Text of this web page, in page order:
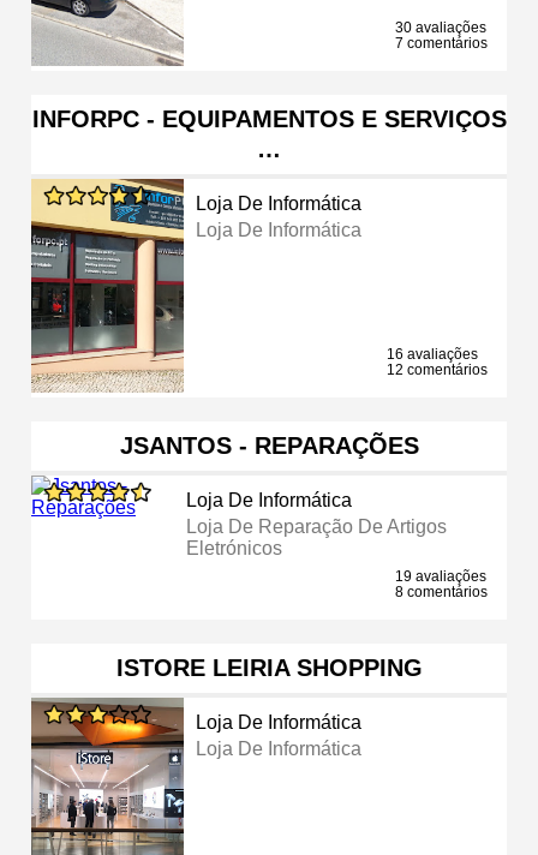
30 avaliações
7 comentários
INFORPC - EQUIPAMENTOS E SERVIÇOS
…
Loja De Informática
Loja De Informática
16 avaliações
12 comentários
JSANTOS - REPARAÇÕES
Loja De Informática
Loja De Reparação De Artigos
Eletrónicos
19 avaliações
8 comentários
ISTORE LEIRIA SHOPPING
Loja De Informática
Loja De Informática